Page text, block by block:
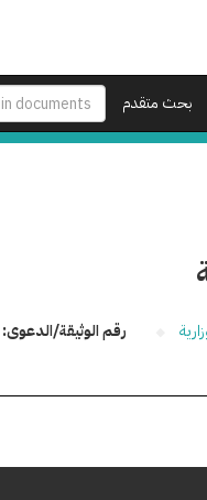
بحث متقدم
رقم الوثيقة/الدعوى: